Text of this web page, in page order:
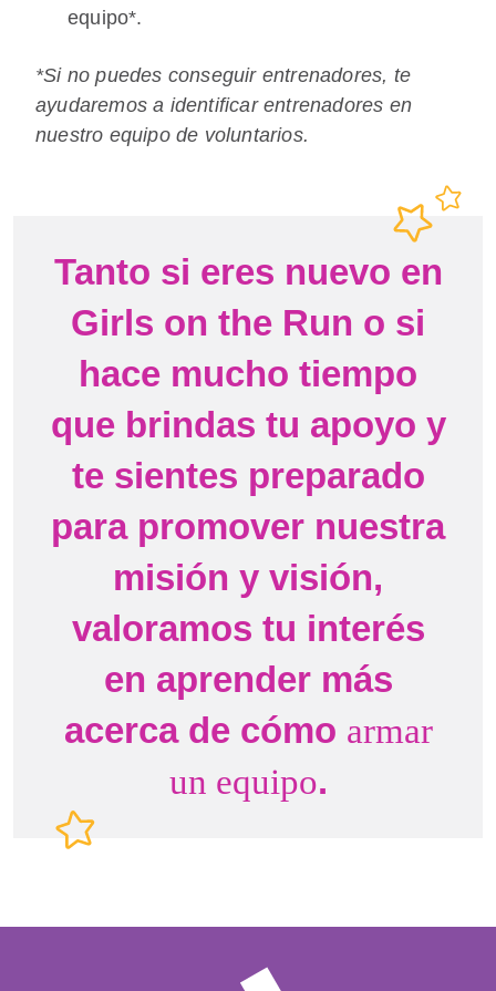
equipo*.
*Si no puedes conseguir entrenadores, te
ayudaremos a identificar entrenadores en
nuestro equipo de voluntarios.
Tanto si eres nuevo en
Girls on the Run o si
hace mucho tiempo
que brindas tu apoyo y
te sientes preparado
para promover nuestra
misión y visión,
valoramos tu interés
en aprender más
acerca de cómo armar
un equipo.